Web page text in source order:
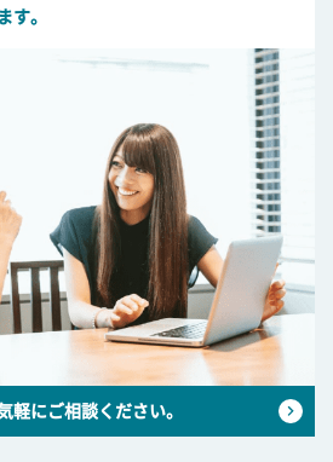
す。
軽にご相談ください。